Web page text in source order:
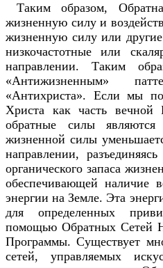
Таким образом,
жизненную силу и
жизненную силу или
низкочастотные или
направлении. Таким
«Антижизненным»
«Антихриста». Если мы
Христа как часть вечной
обратные силы являются
жизненной силы
направлении,
органического запаса
обеспечивающей наличие
энергии на Земле. Эта
для определенных
помощью Обратных Сетей
Программы. Существует
сетей, управляемых